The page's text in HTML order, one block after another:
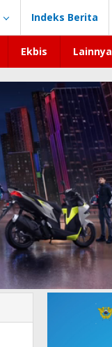
Indeks Berita
Ekbis Lainnya